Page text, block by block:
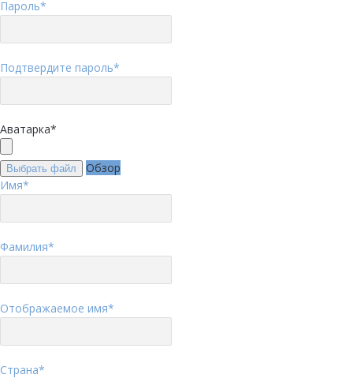
Пароль*
Подтвердите пароль*
Аватарка*
Выбрать файл
Обзор
Имя*
Фамилия*
Отображаемое имя*
Страна*